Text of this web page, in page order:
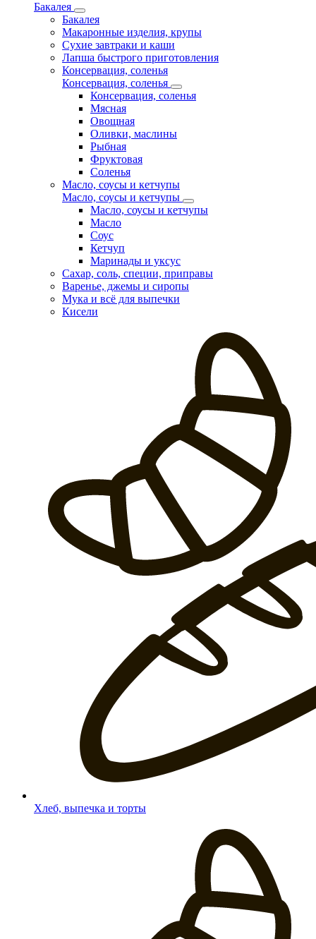
Бакалея
Бакалея
Макаронные изделия, крупы
Сухие завтраки и каши
Лапша быстрого приготовления
Консервация, соленья
Консервация, соленья
Консервация, соленья
Мясная
Овощная
Оливки, маслины
Рыбная
Фруктовая
Соленья
Масло, соусы и кетчупы
Масло, соусы и кетчупы
Масло, соусы и кетчупы
Масло
Соус
Кетчуп
Маринады и уксус
Сахар, соль, специи, приправы
Варенье, джемы и сиропы
Мука и всё для выпечки
Кисели
Хлеб, выпечка и торты